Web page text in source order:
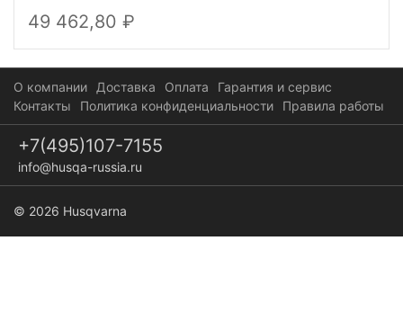
49 462,80
О компании Доставка Оплата
Гарантия и сервис
Контакты
Политика конфиденциальности Правила работы
+7(495)107-7155
info@husqa-russia.ru
© 2026 Husqvarna